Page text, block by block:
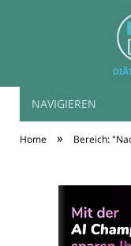
NAVIGIEREN
Home » Bereich: